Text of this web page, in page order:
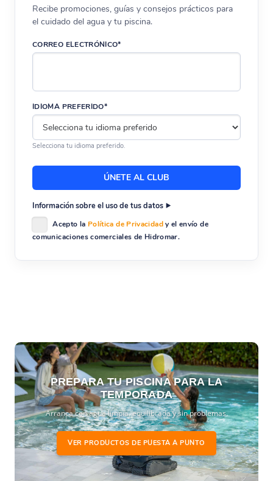
Recibe promociones, guías y consejos prácticos para
el cuidado del agua y tu piscina.
CORREO ELECTRÓNICO*
IDIOMA PREFERIDO*
Selecciona tu idioma preferido.
Información sobre el uso de tus datos
Acepto la Política de Privacidady el envío de
comunicaciones comerciales de Hidromar.
PREPARA TU PISCINA PARA LA
TEMPORADA
Arranca con agua limpia, equilibrada y sin problemas.
VER PRODUCTOS DE PUESTA A PUNTO